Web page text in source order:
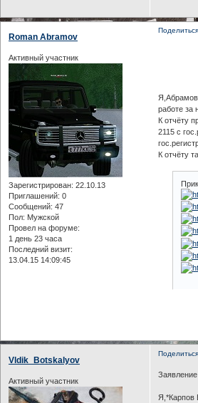
Roman Abramov
Активный участник
Зарегистрирован: 22.10.13
Приглашений: 0
Сообщений: 47
Пол: Мужской
Провел на форуме:
1 день 23 часа
Последний визит:
13.04.15 14:09:45
работе за
К отчёту
2115 с
К отчёту
Vldik_Botskalyov
Активный участник
Я,*Карпов